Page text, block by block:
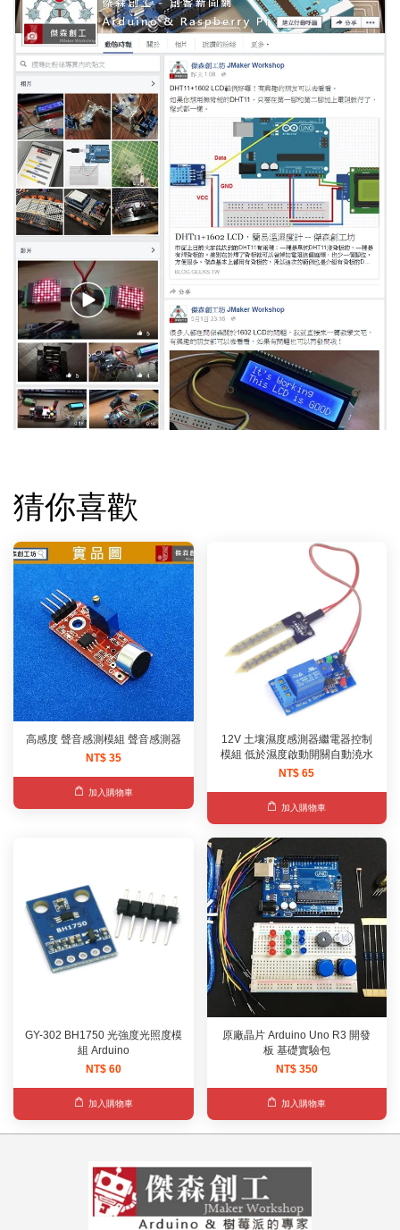
猜你喜歡
高感度 聲音感測模組 聲音感測器
NT$ 35
加入購物車
12V 土壤濕度感測器繼電器控制
模組 低於濕度啟動開關自動澆水
NT$ 65
加入購物車
GY-302 BH1750 光強度光照度模
組 Arduino
NT$ 60
加入購物車
原廠晶片 Arduino Uno R3 開發
板 基礎實驗包
NT$ 350
加入購物車